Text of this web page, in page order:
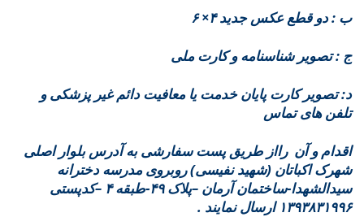
ب : دو قطع عکس جدید ۴× ۶
ج : تصویر شناسنامه و کارت ملی
د: تصویر کارت پایان خدمت یا معافیت دائم غیر پزشکی و
تلفن های تماس
اقدام و آن رااز طریق پست سفارشی به آدرس بلوار اصلی
شهرک اکباتان (شهید نفیسی) روبروی مدرسه دخترانه
سیدالشهدا-ساختمان آرمان –پلاک ۴۹-طبقه ۴ –کدپستی
۱۳۹۳۸۳۱۹۹۶ ارسال نمایند .